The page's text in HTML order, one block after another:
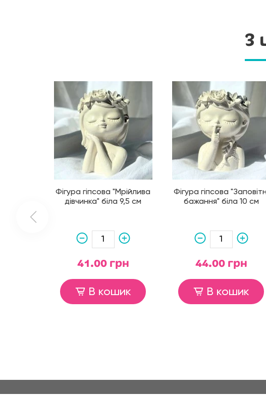
З
Фігура гіпсова "Мрійлива
дівчинка" біла 9,5 см
41.00 грн
В кошик
Фігура гіпсова
бажання" біла 10 см
44.00 грн
В кошик